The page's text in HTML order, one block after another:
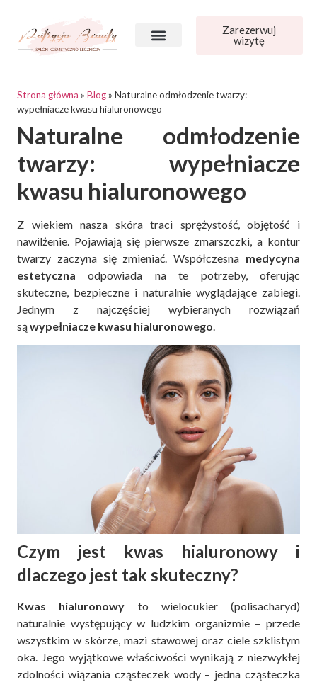
Zarezerwuj
wizytę
Strona główna » Blog» Naturalne odmłodzenie twarzy:
wypełniacze kwasu hialuronowego
Naturalne odmłodzenie
twarzy: wypełniacze
kwasu hialuronowego
Z wiekiem nasza skóra traci sprężystość, objętość i
nawilżenie. Pojawiają się pierwsze zmarszczki, a kontur
twarzy zaczyna się zmieniać. Współczesna medycyna
estetyczna odpowiada na te potrzeby, oferując
skuteczne, bezpieczne i naturalnie wyglądające zabiegi.
Jednym z najczęściej wybieranych rozwiązań
sąwypełniacze kwasu hialuronowego.
Czym jest kwas hialuronowy i
dlaczego jest tak skuteczny?
Kwas hialuronowy to wielocukier (polisacharyd)
naturalnie występujący w ludzkim organizmie – przede
wszystkim w skórze, mazi stawowej oraz ciele szklistym
oka. Jego wyjątkowe właściwości wynikają z niezwykłej
zdolności wiązania cząsteczek wody – jedna cząsteczka